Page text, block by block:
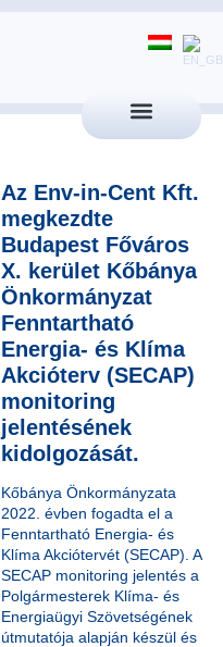
Az Env-in-Cent Kft.
megkezdte
Budapest Főváros
X. kerület Kőbánya
Önkormányzat
Fenntartható
Energia- és Klíma
Akcióterv (SECAP)
monitoring
jelentésének
kidolgozását.
Kőbánya Önkormányzata
2022. évben fogadta el a
Fenntartható Energia- és
Klíma Akciótervét (SECAP). A
SECAP monitoring jelentés a
Polgármesterek Klíma- és
Energiaügyi Szövetségének
útmutatója alapján készül és